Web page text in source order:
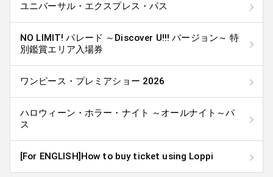
該チケット利用によるパーク入場ならびにパーク内の利用ができませ
チケット売買サイトやインターネットオークションサイト等、転売され
たチケットに関して生じたトラブルについては、当社は一切の責任を負
いません。またチケットを利用できないことへの補償、返金には応じか
ねます。購入者本人より直接購入元へお問合わせください。
は、出品行為の停止、ならびに今後の転売行為に関しても同様の規制措
等に基づき、警察当局に通報することがあります。また、転売されたチ
ご購入のすべてのチケットは、購入後のキャンセルが原則不可となりま
ユニバーサル・エクスプレス・パス
NO LIMIT! パレード ～Discover U!!! バージョン～ 特
別鑑賞エリア入場券
ワンピース・プレミアショー 2026
ハロウィーン・ホラー・ナイト ～オールナイト～パ
ス
[For ENGLISH]How to buy ticket using Loppi